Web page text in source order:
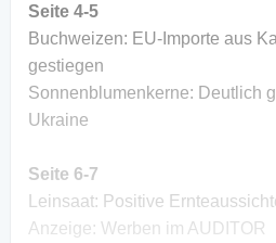
Seite 4-5
Buchweizen: EU-Importe aus
gestiegen
Sonnenblumenkerne: Deutlich
Ukraine
Seite 6-7
Leinsaat: Positive
Anzeige: Werben im AUDITOR